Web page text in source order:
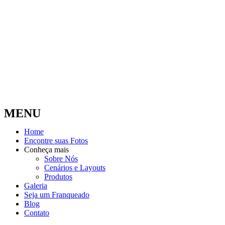
MENU
Home
Encontre suas Fotos
Conheça mais
Sobre Nós
Cenários e Layouts
Produtos
Galeria
Seja um Franqueado
Blog
Contato